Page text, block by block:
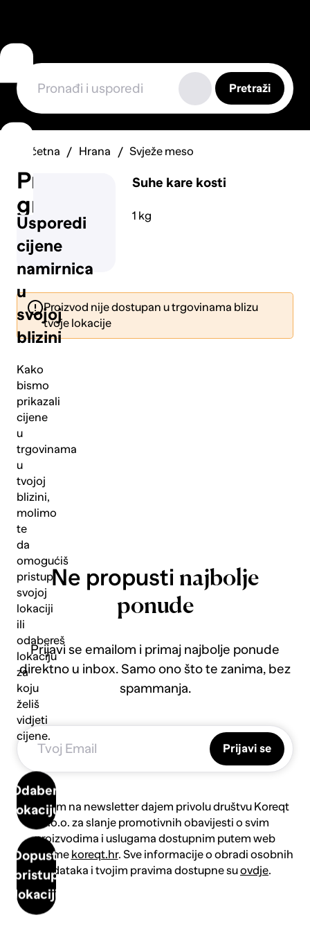
Usporedi
cijene
namirnica
u
svojoj
blizini
Kako
bismo
prikazali
cijene
u
trgovinama
u
tvojoj
blizini,
molimo
te
da
omogućiš
pristup
svojoj
lokaciji
ili
odabereš
lokaciju
za
koju
želiš
vidjeti
cijene.
Odaberi
lokaciju
Dopusti
pristup
lokaciji
Prijavi
grešku
Pošalji
Pretraži
Početna Hrana Svježe meso
Suhe kare kosti
1 kg
Proizvod nije dostupan u trgovinama blizu
tvoje lokacije
Ne propusti najbolje
ponude
Prijavi se emailom i primaj najbolje ponude
direktno u inbox. Samo ono što te zanima, bez
spammanja.
Prijavi se
Prijavom na newsletter dajem privolu društvu Koreqt
d.o.o. za slanje promotivnih obavijesti o svim
proizvodima i uslugama dostupnim putem web
platforme koreqt.hr. Sve informacije o obradi osobnih
podataka i tvojim pravima dostupne suovdje.